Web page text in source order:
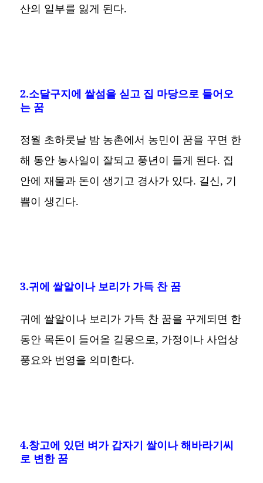
산의 일부를 잃게 된다.
2.소달구지에 쌀섬을 싣고 집 마당으로 들어오
는 꿈
정월 초하룻날 밤 농촌에서 농민이 꿈을 꾸면 한
해 동안 농사일이 잘되고 풍년이 들게 된다. 집
안에 재물과 돈이 생기고 경사가 있다. 길신, 기
쁨이 생긴다.
3.귀에 쌀알이나 보리가 가득 찬 꿈
귀에 쌀알이나 보리가 가득 찬 꿈을 꾸게되면 한
동안 목돈이 들어올 길몽으로, 가정이나 사업상
풍요와 번영을 의미한다.
4.창고에 있던 벼가 갑자기 쌀이나 해바라기씨
로 변한 꿈